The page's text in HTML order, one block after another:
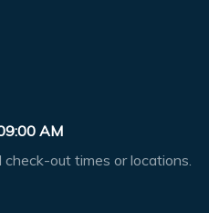
AM
out times or locations.